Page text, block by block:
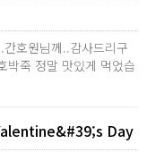
호원님께..감사드리구
박죽 정말 맛있게 먹었습
Day